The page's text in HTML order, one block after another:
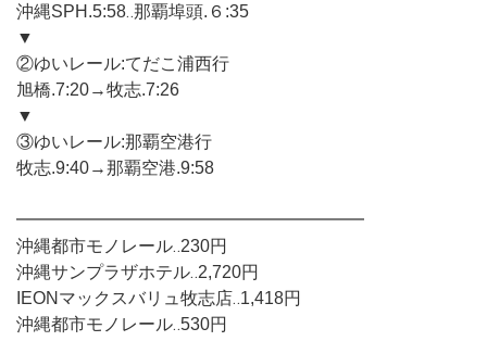
沖縄SPH.5:58‥那覇埠頭.６:35
▼
②ゆいレール:てだこ浦西行
旭橋.7:20→牧志.7:26
▼
③ゆいレール:那覇空港行
牧志.9:40→那覇空港.9:58
━━━━━━━━━━━━━━━━━━━━
沖縄都市モノレール‥230円
沖縄サンプラザホテル‥2,720円
IEONマックスバリュ牧志店‥1,418円
沖縄都市モノレール‥530円